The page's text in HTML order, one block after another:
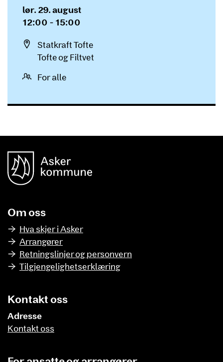
lør. 29. august
12:00 - 15:00
Statkraft Tofte
Tofte og Filtvet
For alle
Om oss
Hva skjer i Asker
Arrangører
Retningslinjer og personvern
Tilgjengelighetserklæring
Kontakt oss
Adresse
Kontakt oss